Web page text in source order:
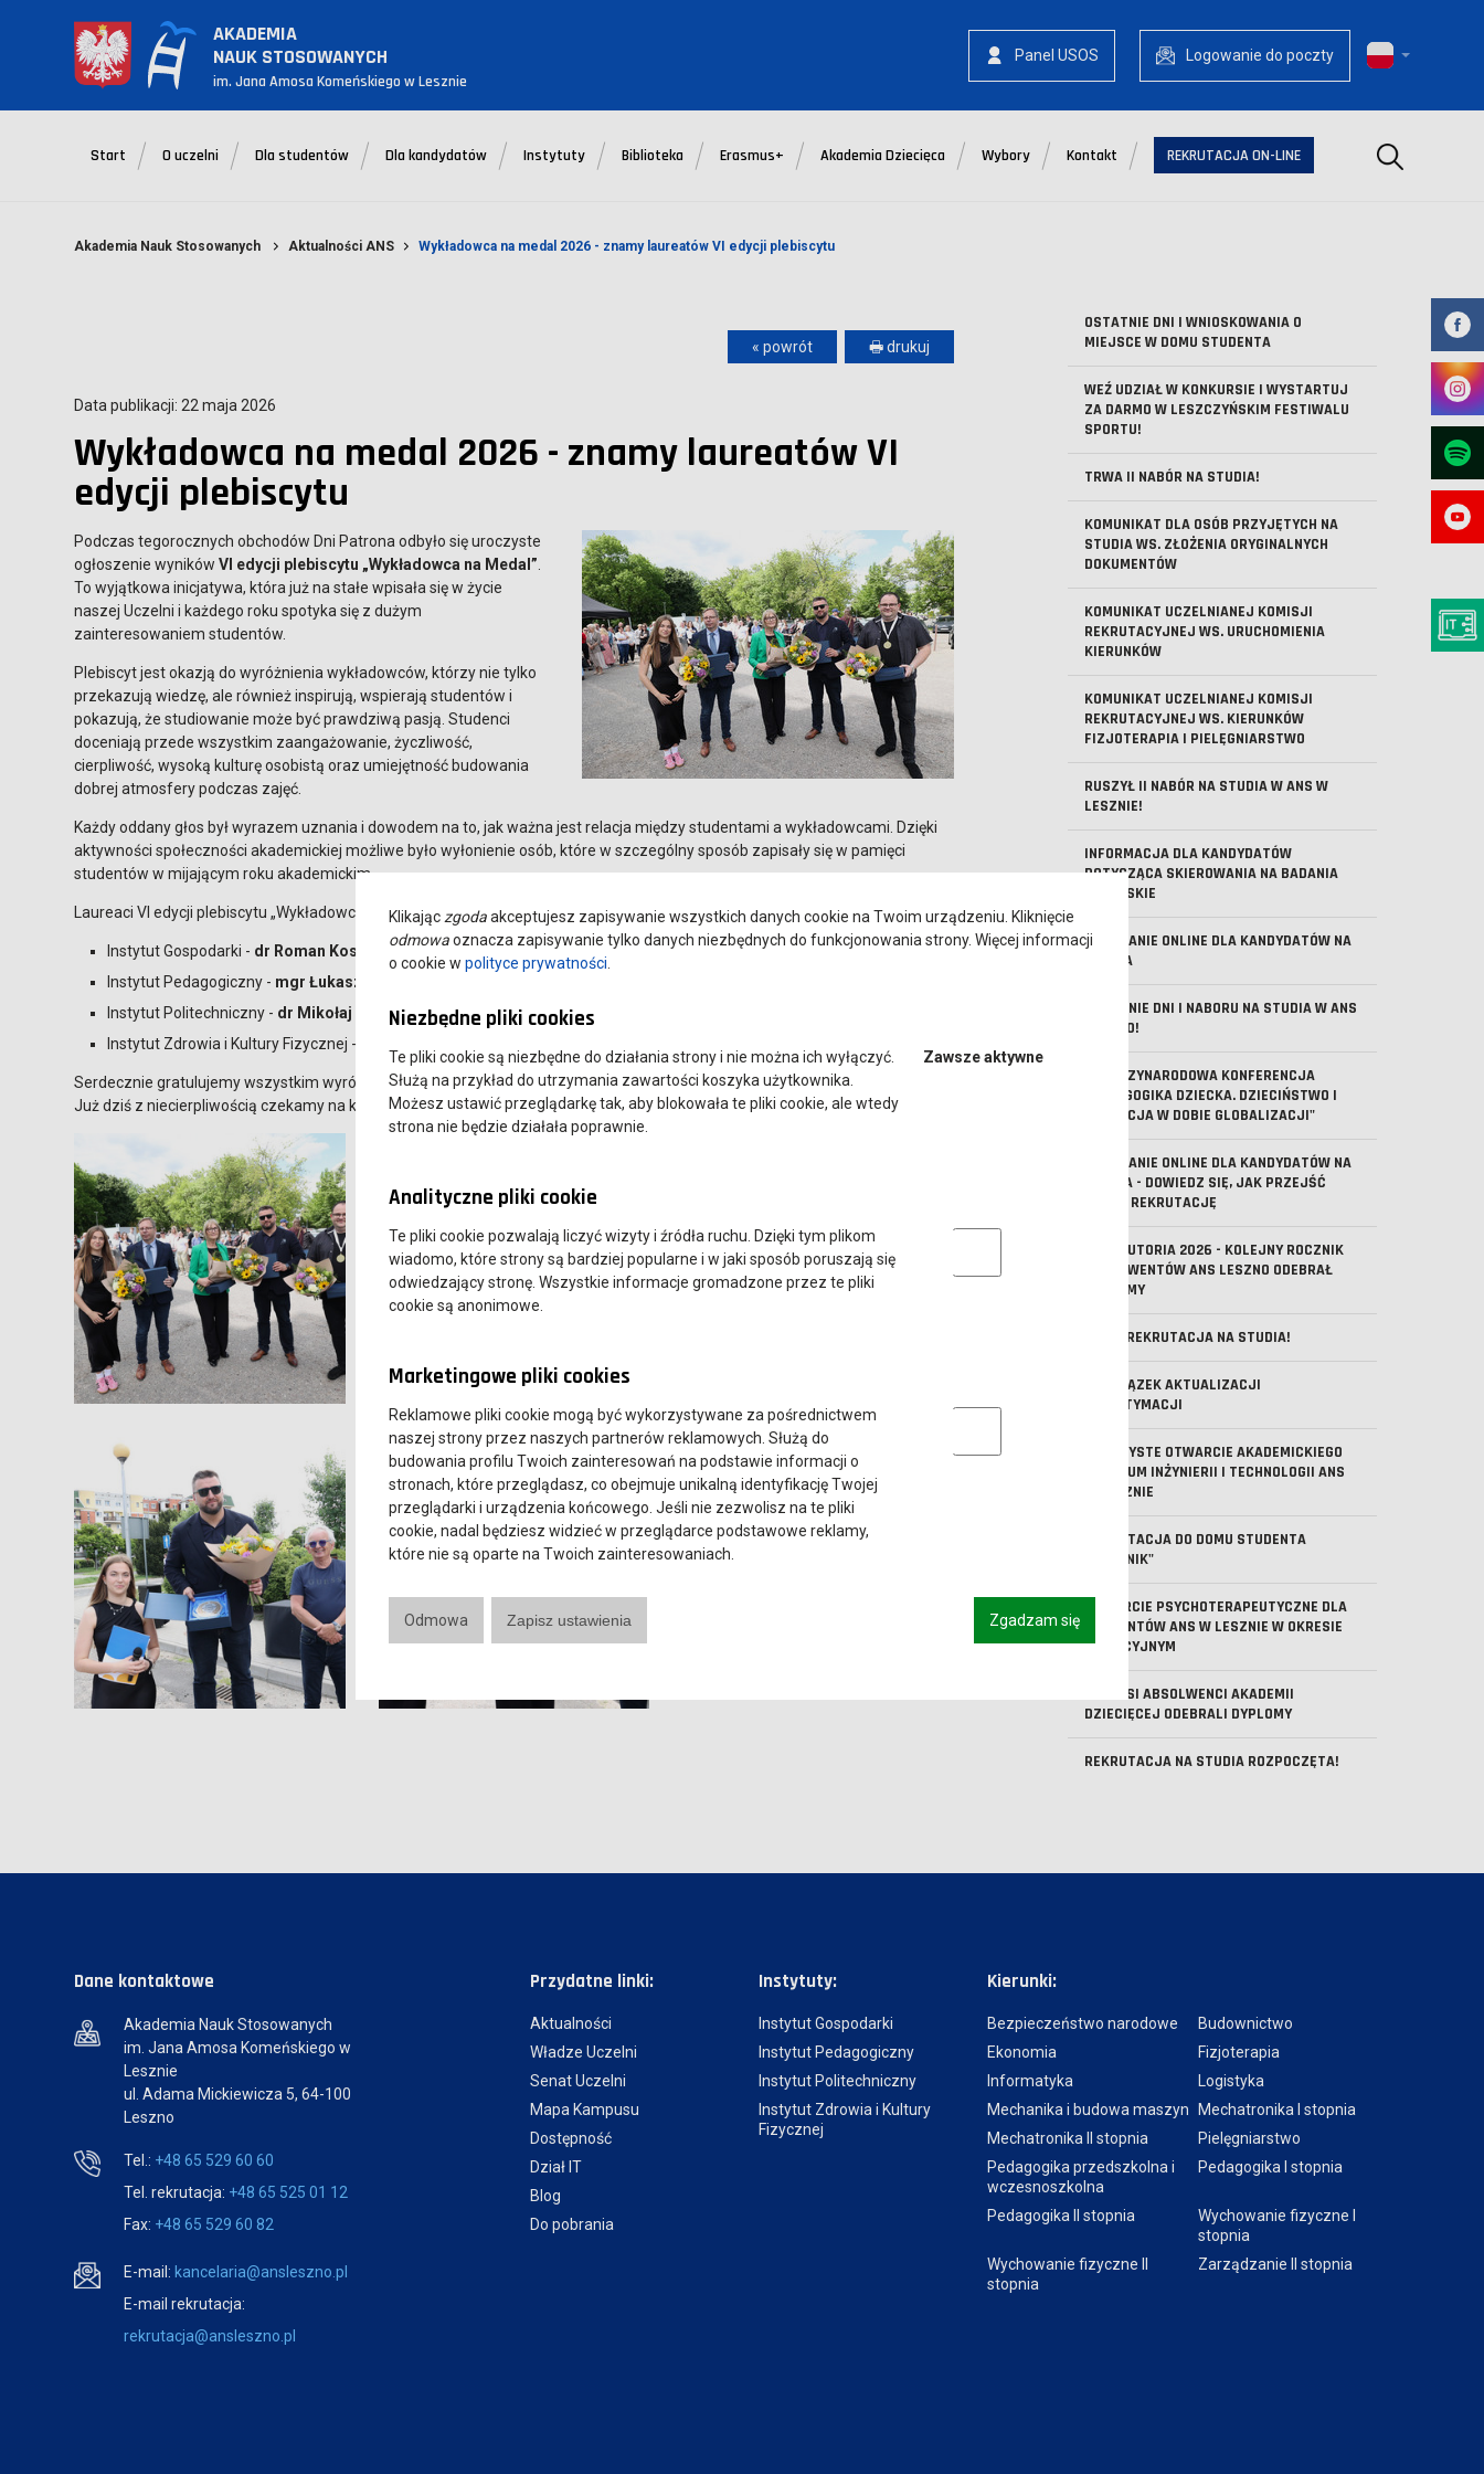
AKADEMIA
NAUK STOSOWANYCH
im. Jana Amosa Komeńskiego w Lesznie
Panel USOS Logowanie do poczty
Start O uczelni Dla studentów Dla kandydatów Instytuty Biblioteka Erasmus+ Akademia Dziecięca Wybory Kontakt REKRUTACJA ON-LINE Szukaj
Akademia Nauk Stosowanych Aktualności ANS Wykładowca na medal 2026 - znamy laureatów VI edycji plebiscytu
OSTATNIE DNI I WNIOSKOWANIA O
MIEJSCE W DOMU STUDENTA
WEŹ UDZIAŁ W KONKURSIE I WYSTARTUJ
ZA DARMO W LESZCZYŃSKIM FESTIWALU
SPORTU!
TRWA II NABÓR NA STUDIA!
KOMUNIKAT DLA OSÓB PRZYJĘTYCH NA
STUDIA WS. ZŁOŻENIA ORYGINALNYCH
DOKUMENTÓW
KOMUNIKAT UCZELNIANEJ KOMISJI
REKRUTACYJNEJ WS. URUCHOMIENIA
KIERUNKÓW
KOMUNIKAT UCZELNIANEJ KOMISJI
REKRUTACYJNEJ WS. KIERUNKÓW
FIZJOTERAPIA I PIELĘGNIARSTWO
RUSZYŁ II NABÓR NA STUDIA W ANS W
LESZNIE!
INFORMACJA DLA KANDYDATÓW
DOTYCZĄCA SKIEROWANIA NA BADANIA
LEKARSKIE
SPOTKANIE ONLINE DLA KANDYDATÓW NA
STUDIA
OSTATNIE DNI I NABORU NA STUDIA W ANS
LESZNO!
V MIĘDZYNARODOWA KONFERENCJA
"PEDAGOGIKA DZIECKA. DZIECIŃSTWO I
EDUKACJA W DOBIE GLOBALIZACJI"
SPOTKANIE ONLINE DLA KANDYDATÓW NA
STUDIA - DOWIEDZ SIĘ, JAK PRZEJŚĆ
PRZEZ REKRUTACJĘ
ABSOLUTORIA 2026 - KOLEJNY ROCZNIK
ABSOLWENTÓW ANS LESZNO ODEBRAŁ
DYPLOMY
TRWA REKRUTACJA NA STUDIA!
OBOWIĄZEK AKTUALIZACJI
MLEGITYMACJI
UROCZYSTE OTWARCIE AKADEMICKIEGO
CENTRUM INŻYNIERII I TECHNOLOGII ANS
W LESZNIE
REKRUTACJA DO DOMU STUDENTA
"KOMENIK"
WSPARCIE PSYCHOTERAPEUTYCZNE DLA
STUDENTÓW ANS W LESZNIE W OKRESIE
WAKACYJNYM
PIERWSI ABSOLWENCI AKADEMII
DZIECIĘCEJ ODEBRALI DYPLOMY
REKRUTACJA NA STUDIA ROZPOCZĘTA!
« powrót 🖶 drukuj
Data publikacji: 22 maja 2026
Wykładowca na medal 2026 - znamy laureatów VI
edycji plebiscytu
Podczas tegorocznych obchodów Dni Patrona odbyło się uroczyste
ogłoszenie wynikówVI edycji plebiscytu „Wykładowca na Medal”
To wyjątkowa inicjatywa, która już na stałe wpisała się w życie
naszej Uczelni i każdego roku spotyka się z dużym
zainteresowaniem studentów.
Plebiscyt jest okazją do wyróżnienia wykładowców, którzy nie tylko
przekazują wiedzę, ale również inspirują, wspierają studentów i
pokazują, że studiowanie może być prawdziwą pasją. Studenci
doceniają przede wszystkim zaangażowanie, życzliwość,
cierpliwość, wysoką kulturę osobistą oraz umiejętność budowania
dobrej atmosfery podczas zajęć.
Każdy oddany głos był wyrazem uznania i dowodem na to, jak ważna jest relacja między studentami a wykładowcami. Dzięki
aktywności społeczności akademickiej możliwe było wyłonienie osób, które w szczególny sposób zapisały się w pamięci
studentów w mijającym roku akademickim.
Laureaci VI edycji plebiscytu „Wykładowca na Medal”:
Instytut Gospodarki - dr Roman Kosmalski
Instytut Pedagogiczny - mgr Łukasz Maćkowiak
Instytut Politechniczny - dr Mikołaj Zgaiński
Instytut Zdrowia i Kultury Fizycznej -
Serdecznie gratulujemy wszystkim wyróżnionym i dziękujemy studentom za zaangażowanie w tegoroczną edycję plebiscytu.
Już dziś z niecierpliwością czekamy na kolejną odsłonę wydarzenia!
Dane kontaktowe
Akademia Nauk Stosowanych
im. Jana Amosa Komeńskiego w
Lesznie
ul. Adama Mickiewicza 5, 64-100
Leszno
Tel.: +48 65 529 60 60
Tel. rekrutacja: +48 65 525 01 12
Fax: +48 65 529 60 82
E-mail: kancelaria@ansleszno.pl
E-mail rekrutacja:
rekrutacja@ansleszno.pl
Przydatne linki:
Aktualności
Władze Uczelni
Senat Uczelni
Mapa Kampusu
Dostępność
Dział IT
Blog
Do pobrania
Instytuty:
Instytut Gospodarki
Instytut Pedagogiczny
Instytut Politechniczny
Instytut Zdrowia i Kultury
Fizycznej
Kierunki:
Bezpieczeństwo narodowe
Budownictwo
Ekonomia
Fizjoterapia
Informatyka
Logistyka
Mechanika i budowa maszyn
Mechatronika I stopnia
Mechatronika II stopnia
Pielęgniarstwo
Pedagogika przedszkolna i
wczesnoszkolna
Pedagogika I stopnia
Pedagogika II stopnia
Wychowanie fizyczne I
stopnia
Wychowanie fizyczne II
stopnia
Zarządzanie II stopnia
Klikając zgodaakceptujesz zapisywanie wszystkich danych cookie na Twoim urządzeniu. Kliknięcie
odmowaoznacza zapisywanie tylko danych niezbędnych do funkcjonowania strony. Więcej informacji
o cookie w polityce prywatności
Niezbędne pliki cookies
Te pliki cookie są niezbędne do działania strony i nie można ich wyłączyć.
Służą na przykład do utrzymania zawartości koszyka użytkownika.
Możesz ustawić przeglądarkę tak, aby blokowała te pliki cookie, ale wtedy
strona nie będzie działała poprawnie.
Zawsze aktywne
Analityczne pliki cookie
Te pliki cookie pozwalają liczyć wizyty i źródła ruchu. Dzięki tym plikom
wiadomo, które strony są bardziej popularne i w jaki sposób poruszają się
odwiedzający stronę. Wszystkie informacje gromadzone przez te pliki
cookie są anonimowe.
Analityczne pliki cookie
Marketingowe pliki cookies
Reklamowe pliki cookie mogą być wykorzystywane za pośrednictwem
naszej strony przez naszych partnerów reklamowych. Służą do
budowania profilu Twoich zainteresowań na podstawie informacji o
stronach, które przeglądasz, co obejmuje unikalną identyfikację Twojej
przeglądarki i urządzenia końcowego. Jeśli nie zezwolisz na te pliki
cookie, nadal będziesz widzieć w przeglądarce podstawowe reklamy,
które nie są oparte na Twoich zainteresowaniach.
Marketingowe pliki cookies
Odmowa Zapisz ustawienia Zgadzam się